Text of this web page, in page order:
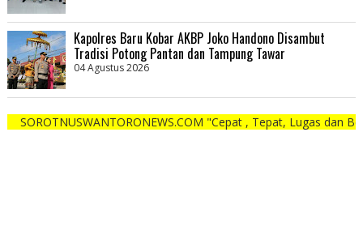
Kapolres Baru Kobar AKBP Joko Handono Disambut
Tradisi Potong Pantan dan Tampung Tawar
04 Agustus 2026
"Cepat , Tepat, Lugas dan Berani"